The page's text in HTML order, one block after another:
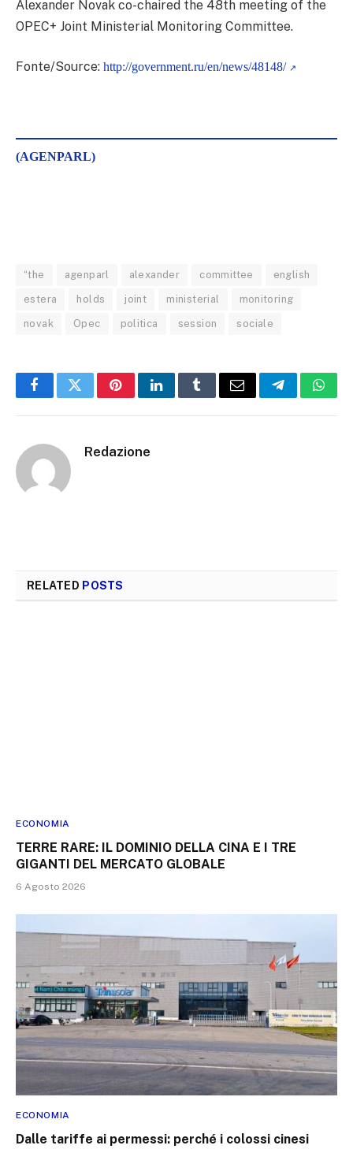
Alexander Novak co-chaired the 48th meeting of the
OPEC+ Joint Ministerial Monitoring Committee.
Fonte/Source: http://government.ru/en/news/48148/
(AGENPARL)
“the agenparl alexander committee english
estera holds joint ministerial monitoring
novak Opec politica session sociale
FacebookTwitterPinterestLinkedInTumblrEmail Telegram
Redazione
RELATED POSTS
ECONOMIA
TERRE RARE: IL DOMINIO DELLA CINA E I TRE
GIGANTI DEL MERCATO GLOBALE
6 Agosto 2026
ECONOMIA
Dalle tariffe ai permessi: perché i colossi cinesi